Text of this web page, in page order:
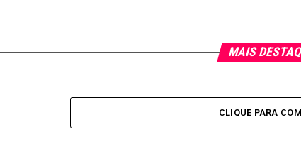
MAIS
CLIQUE PARA